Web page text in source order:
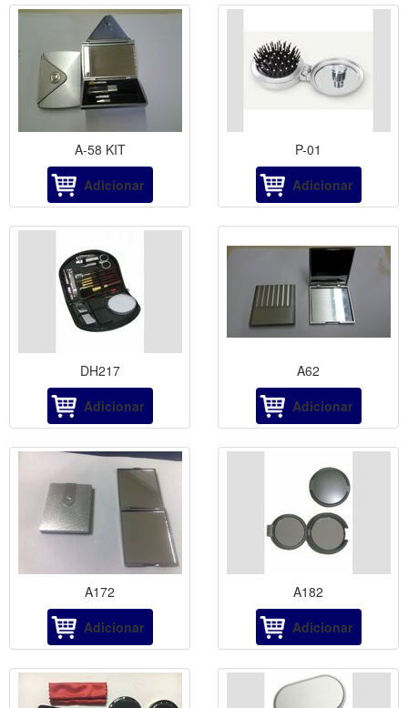
A-58 KIT
Adicionar
P-01
Adicionar
DH217
Adicionar
A62
Adicionar
A172
Adicionar
A182
Adicionar